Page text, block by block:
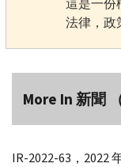
法律，政
More In 新聞
IR-2022-63，2022